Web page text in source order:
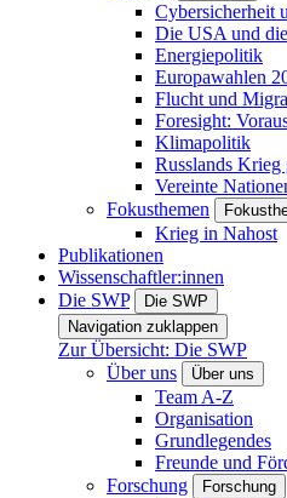
Cybersicherheit
Die USA und
Energiepolitik
Europawahlen
Flucht und
Foresight:
Klimapolitik
Russlands Krieg
Vereinte
Fokusthemen
Krieg in Nahost
Publikationen
Wissenschaftler:innen
Die SWP
Die SWP
Navigation zuklappen
Zur Übersicht: Die SWP
Über uns
Über uns
Team A-Z
Organisation
Grundlegendes
Freunde und
Forschung
Forschung